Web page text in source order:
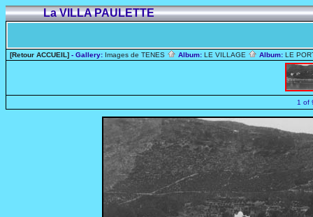
La VILLA PAULETTE
[Retour ACCUEIL] - Gallery: Images de TENES Album: LE VILLAGE Album: LE
1 of